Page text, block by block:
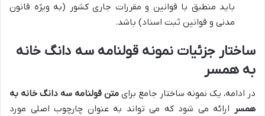
باید منطبق با قوانین و مقررات جاری کشور (به ویژه قانون
مدنی و قوانین ثبت اسناد) باشد.
ساختار جزئیات نمونه قولنامه سه دانگ خانه
به همسر
در ادامه، یک نمونه ساختار جامع برای متن قولنامه سه دانگ خانه به
همسر ارائه می شود که می تواند به عنوان چارچوب اصلی مورد